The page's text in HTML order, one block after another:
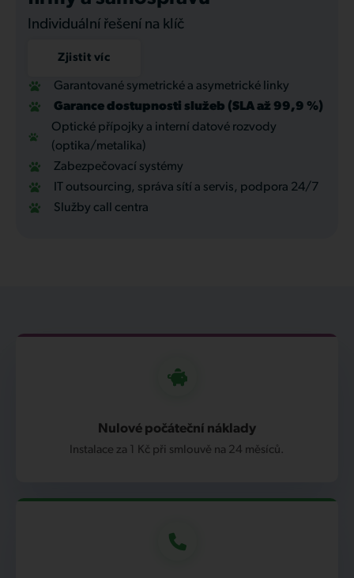
Individuální řešení na klíč
Zjistit víc
Garantované symetrické a asymetrické linky
Garance dostupnosti služeb (SLA až 99,9 %)
Optické přípojky a interní datové rozvody
(optika/metalika)
Zabezpečovací systémy
IT outsourcing, správa sítí a servis, podpora 24/7
Služby call centra
Nulové počáteční náklady
Instalace za 1 Kč při smlouvě na 24 měsíců.